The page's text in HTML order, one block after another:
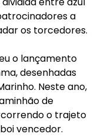
a
os torcedores.
o lançamento
desenhadas
Neste ano,
de
o trajeto
vencedor.